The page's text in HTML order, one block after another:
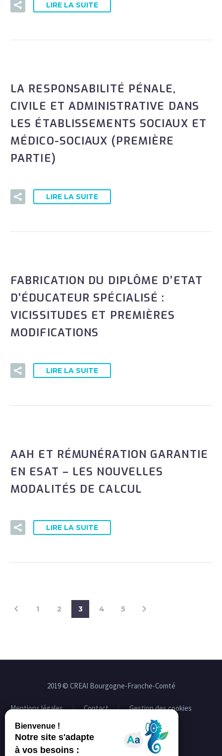
LIRE LA SUITE
LA RESPONSABILITÉ PÉNALE,
CIVILE ET ADMINISTRATIVE DANS
LES ÉTABLISSEMENTS SOCIAUX ET
MÉDICO-SOCIAUX (PREMIÈRE
PARTIE)
LIRE LA SUITE
FABRICATION DU DIPLÔME D’ETAT
D’ÉDUCATEUR SPÉCIALISÉ :
VICISSITUDES ET PREMIÈRES
MODIFICATIONS
LIRE LA SUITE
AAH ET RÉMUNÉRATION GARANTIE
EN ESAT – LES NOUVELLES
MODALITÉS DE CALCUL
LIRE LA SUITE
1 2 3 4 5
2019 © CREAI Bourgogne-Franche-Comté
Mentions légales Contact Gestion des cookies